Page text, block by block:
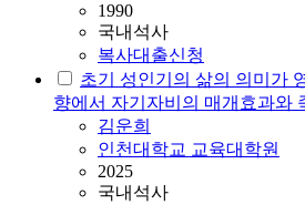
1990
국내석사
복사대출신청
초기 성인기의 삶의 의미가
향에서 자기자비의 매개효과와
김운희
인천대학교 교육대학원
2025
국내석사